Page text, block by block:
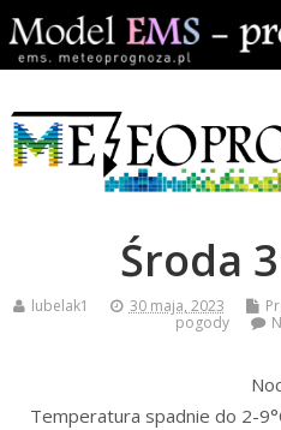
Środa
lubelak1 30 maja, 2023
pogody
Temperatura spadnie do 2-